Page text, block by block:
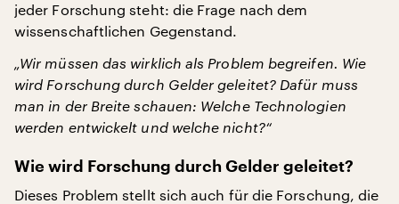
jeder Forschung steht: die Frage nach dem
wissenschaftlichen Gegenstand.
„Wir müssen das wirklich als Problem begreifen. Wie
wird Forschung durch Gelder geleitet? Dafür muss
man in der Breite schauen: Welche Technologien
werden entwickelt und welche nicht?“
Wie wird Forschung durch Gelder geleitet?
Dieses Problem stellt sich auch für die Forschung, die